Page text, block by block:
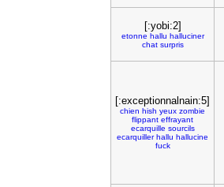
[:yobi:2]
etonne hallu halluciner
chat surpris
[:exceptionnalnain:5]
chien hish yeux zombie
flippant effrayant
ecarquille sourcils
ecarquiller hallu hallucine
fuck